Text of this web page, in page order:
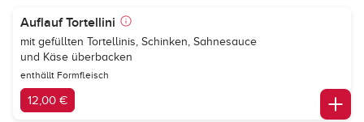
Auflauf Tortellini
mit gefüllten Tortellinis, Schinken, Sahnesauce
und Käse überbacken
enthällt Formfleisch
12,00 €